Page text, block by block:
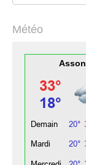
Météo
Asson